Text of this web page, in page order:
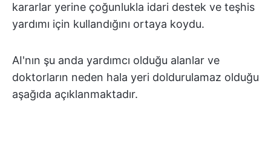
kararlar yerine çoğunlukla idari destek ve teşhis
yardımı için kullandığını ortaya koydu.
AI'nın şu anda yardımcı olduğu alanlar ve
doktorların neden hala yeri doldurulamaz olduğu
aşağıda açıklanmaktadır.